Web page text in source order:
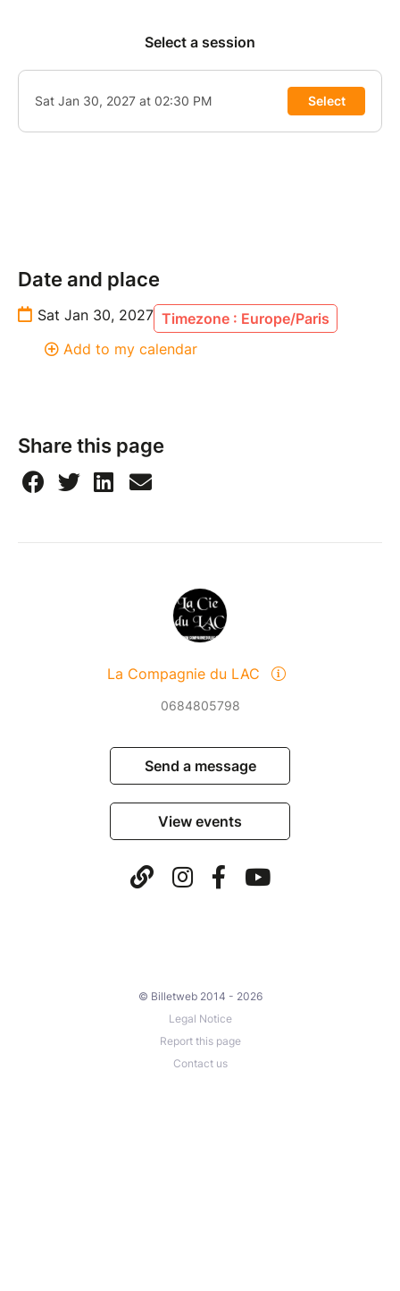
Date and place
Sat Jan 30, 2027 Timezone : Europe/Paris
Add to my calendar
Share this page
La Compagnie du LAC
0684805798
Send a message
View events
© Billetweb 2014 - 2026
Legal Notice
Report this page
Contact us